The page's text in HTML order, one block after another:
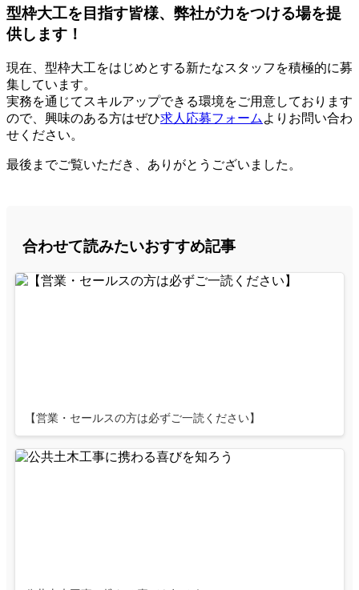
型枠大工を目指す皆様、弊社が力をつける場を提
供します！
現在、型枠大工をはじめとする新たなスタッフを積極的に募
集しています。
実務を通じてスキルアップできる環境をご用意しております
ので、興味のある方はぜひ求人応募フォーム よりお問い合わ
せください。
最後までご覧いただき、ありがとうございました。
合わせて読みたいおすすめ記事
【営業・セールスの方は必ずご一読ください】